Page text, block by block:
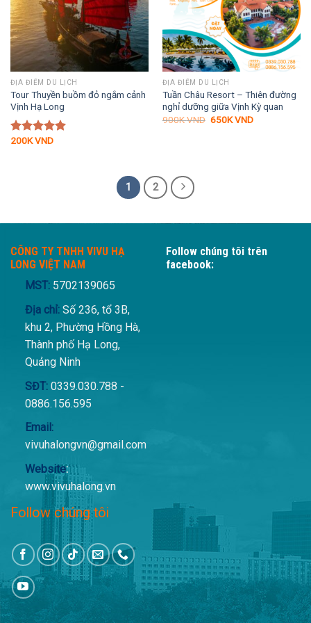
ĐỊA ĐIỂM DU LỊCH
Tour Thuyền buồm đỏ ngắm cảnh
Vịnh Hạ Long
Được xếp
200KVND
ĐỊA ĐIỂM DU LỊCH
Tuần Châu Resort – Thiên đường
nghỉ dưỡng giữa Vịnh Kỳ quan
900KVND Giá
650KVNDGiá
1 2
CÔNG TY TNHH VIVU HẠ
LONG VIỆT NAM
MST: 5702139065
Địa chỉ:Số 236, tổ 3B,
khu 2, Phường Hồng Hà,
Thành phố Hạ Long,
Quảng Ninh
SĐT:0339.030.788 -
0886.156.595
Email:
vivuhalongvn@gmail.com
Website:
www.vivuhalong.vn
Follow chúng tôi
Follow chúng tôi trên
facebook: